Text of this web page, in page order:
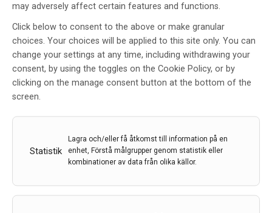
may adversely affect certain features and functions.
Click below to consent to the above or make granular
choices. Your choices will be applied to this site only. You can
change your settings at any time, including withdrawing your
consent, by using the toggles on the Cookie Policy, or by
clicking on the manage consent button at the bottom of the
screen.
Statistik
Lagra och/eller få åtkomst till information på en
enhet, Förstå målgrupper genom statistik eller
kombinationer av data från olika källor.
Referat från Svenska
Neurologiveckan 2015 i Umeå:
Förstklassig utbildningsvecka
med STOR BREDD
AvMåns Berglund, Laleh Zarrinkoob, Lisa Wittinger
1 okt 2015
Måns Berglund Neurologiveckan Referat
Reportage